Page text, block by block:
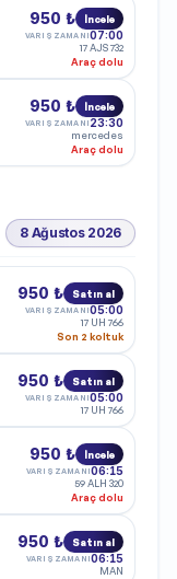
950 ₺ İncele
VARIŞ ZAMANI07:00
17 AJS 732
Araç dolu
950 ₺ İncele
VARIŞ ZAMANI 23:30
mercedes
Araç dolu
8 Ağustos 2026
950 ₺ Satın al
VARIŞ ZAMANI05:00
17 UH 766
Son 2 koltuk
950 ₺ Satın al
VARIŞ ZAMANI05:00
17 UH 766
950 ₺ İncele
VARIŞ ZAMANI06:15
59 ALH 320
Araç dolu
950 ₺ Satın al
VARIŞ ZAMANI06:15
MAN